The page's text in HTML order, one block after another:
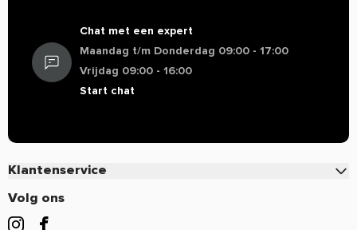
Chat met een expert
Maandag t/m Donderdag 09:00 - 17:00
Vrijdag 09:00 - 16:00
Start chat
Klantenservice
Contact
Veelgestelde vragen
Volg ons